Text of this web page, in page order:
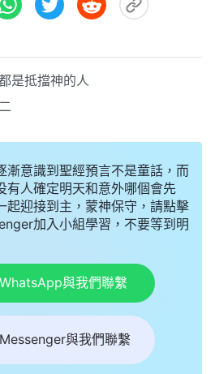
是抵擋神的人
漸意識到聖經預言不是童話，而
有人確定明天和意外哪個會先
起迎接到主，蒙神保守，請點擊
加入小組學習，不要等到明
與我們聯繫
與我們聯繫